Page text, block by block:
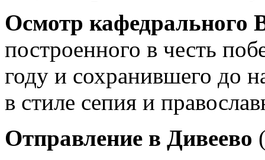
Осмотр кафедрального
построенного в честь
году и сохранившего до
в стиле сепия и
Отправление в Дивеево